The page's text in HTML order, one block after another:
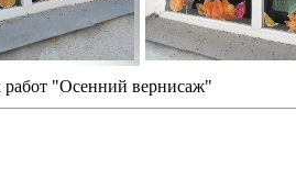
работ "Осенний вернисаж"